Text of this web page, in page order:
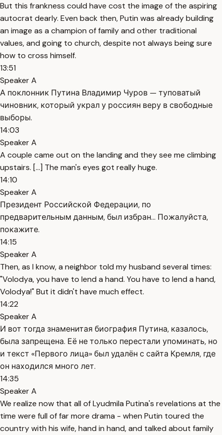
But this frankness could have cost the image of the aspiring
autocrat dearly. Even back then, Putin was already building
an image as a champion of family and other traditional
values, and going to church, despite not always being sure
how to cross himself.
13:51
Speaker A
А поклонник Путина Владимир Чуров — туповатый
чиновник, который украл у россиян веру в свободные
выборы.
14:03
Speaker A
A couple came out on the landing and they see me climbing
upstairs. [...] The man's eyes got really huge.
14:10
Speaker A
Президент Российской Федерации, по
предварительным данным, был избран... Пожалуйста,
покажите.
14:15
Speaker A
Then, as I know, a neighbor told my husband several times:
"Volodya, you have to lend a hand. You have to lend a hand,
Volodya!" But it didn't have much effect.
14:22
Speaker A
И вот тогда знаменитая биография Путина, казалось,
была запрещена. Её не только перестали упоминать, но
и текст «Первого лица» был удалён с сайта Кремля, где
он находился много лет.
14:35
Speaker A
We realize now that all of Lyudmila Putina's revelations at the
time were full of far more drama - when Putin toured the
country with his wife, hand in hand, and talked about family